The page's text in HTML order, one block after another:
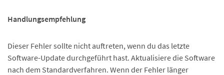
Handlungsempfehlung
Dieser Fehler sollte nicht auftreten, wenn du das letzte
Software-Update durchgeführt hast. Aktualisiere die Software
nach dem Standardverfahren. Wenn der Fehler länger